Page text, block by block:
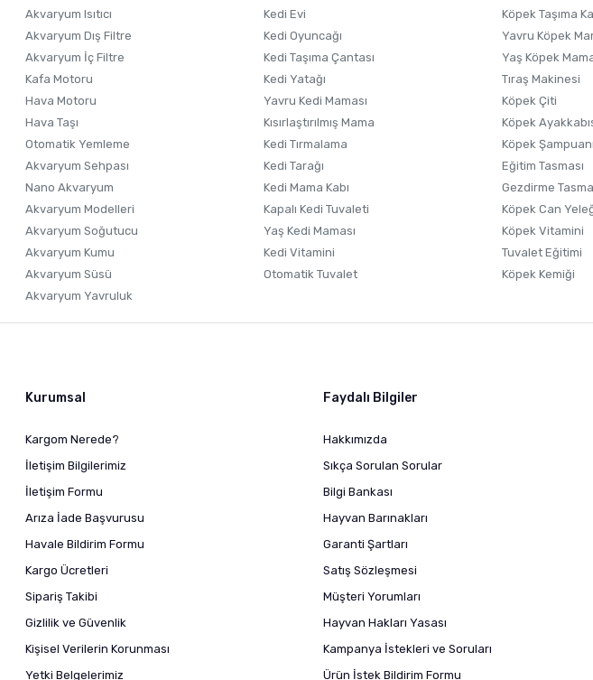
Bu ürüne benzer farklı alternatifler olmalı.
Akvaryum Isıtıcı
Akvaryum Dış Filtre
Akvaryum İç Filtre
Kafa Motoru
Hava Motoru
Hava Taşı
Otomatik Yemleme
Akvaryum Sehpası
Nano Akvaryum
Akvaryum Modelleri
Akvaryum Soğutucu
Akvaryum Kumu
Akvaryum Süsü
Akvaryum Yavruluk
Kedi Evi
Kedi Oyuncağı
Kedi Taşıma Çantası
Kedi Yatağı
Yavru Kedi Maması
Kısırlaştırılmış Mama
Kedi Tırmalama
Kedi Tarağı
Kedi Mama Kabı
Kapalı Kedi Tuvaleti
Yaş Kedi Maması
Kedi Vitamini
Otomatik Tuvalet
Köpek Taşıma
Yavru Köpek
Yaş Köpek
Tıraş Makinesi
Köpek Çiti
Köpek
Köpek Şampuanı
Eğitim Tasması
Gezdirme
Köpek Can
Köpek Vitamini
Tuvalet Eğitimi
Köpek Kemiği
Kurumsal
Kargom Nerede?
İletişim Bilgilerimiz
İletişim Formu
Arıza İade Başvurusu
Havale Bildirim Formu
Kargo Ücretleri
Sipariş Takibi
Gizlilik ve Güvenlik
Kişisel Verilerin Korunması
Yetki Belgelerimiz
Faydalı Bilgiler
Hakkımızda
Sıkça Sorulan Sorular
Bilgi Bankası
Hayvan Barınakları
Garanti Şartları
Satış Sözleşmesi
Müşteri Yorumları
Hayvan Hakları Yasası
Kampanya İstekleri ve Soruları
Ürün İstek Bildirim Formu